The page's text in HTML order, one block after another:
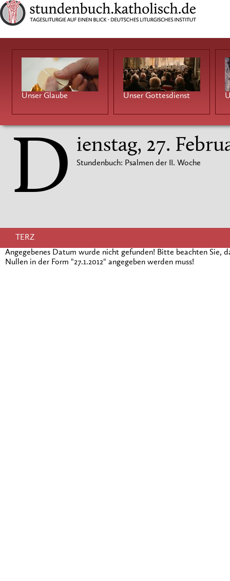
Unser Glaube Unser Gottesdienst
D ienstag, 27.
Stundenbuch: Psalmen der II. Woche
TERZ
Angegebenes Datum wurde nicht gefunden! Bitte beachten Sie,
Nullen in der Form "27.1.2012" angegeben werden muss!